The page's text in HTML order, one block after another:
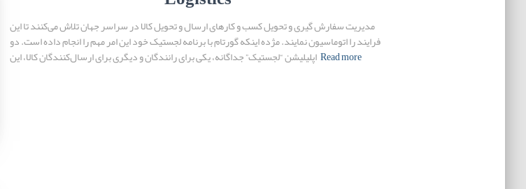
مدیریت سفارش گیری و تحویل کسب و کارهای ارسال و تحویل کالا در سراسر جهان تلاش می‌کنند تا این
فرایند را اتوماسیون نمایند. مژده اینکه گورتام با برنامه لجستیک خود این امر مهم را انجام داده است. دو
اپلیلیشن “لجستیک” جداگانه، یکی برای رانندگان و دیگری برای ارسال‌کنندگان کالا، اینRead more